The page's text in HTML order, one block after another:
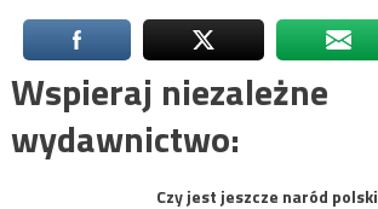
Wspieraj niezależne
wydawnictwo:
Czy jest jeszcze naród